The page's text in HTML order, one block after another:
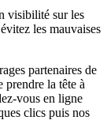
visibilité sur les
les mauvaises
partenaires de
prendre la tête à
vous en ligne
clics puis nos